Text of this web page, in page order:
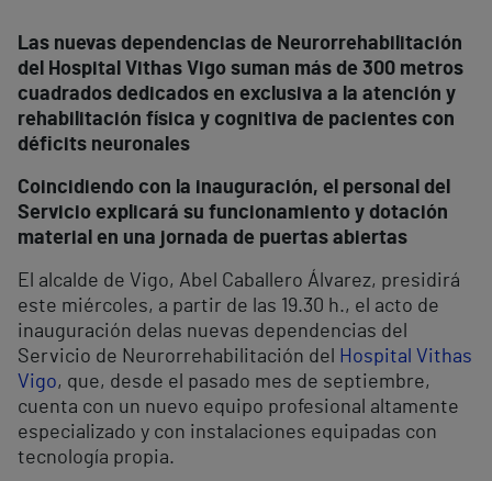
Las nuevas dependencias de Neurorrehabilitación
del Hospital Vithas Vigo suman más de 300 metros
cuadrados dedicados en exclusiva a la atención y
rehabilitación física y cognitiva de pacientes con
déficits neuronales
Coincidiendo con la inauguración, el personal del
Servicio explicará su funcionamiento y dotación
material en una jornada de puertas abiertas
El alcalde de Vigo, Abel Caballero Álvarez, presidirá
este miércoles, a partir de las 19.30 h., el acto de
inauguración delas nuevas dependencias del
Servicio de Neurorrehabilitación del
Hospital Vithas
Vigo, que, desde el pasado mes de septiembre,
cuenta con un nuevo equipo profesional altamente
especializado y con instalaciones equipadas con
tecnología propia.